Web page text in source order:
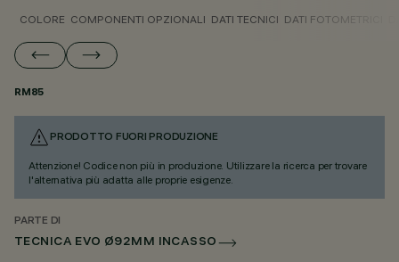
COLORE COMPONENTI OPZIONALI DATI TECNICI DATI FOTOMETRICI
RM85
PRODOTTO FUORI PRODUZIONE
Attenzione! Codice non più in produzione. Utilizzare la ricerca per trovare
l'alternativa più adatta alle proprie esigenze.
PARTE DI
TECNICA EVO Ø92MM INCASSO